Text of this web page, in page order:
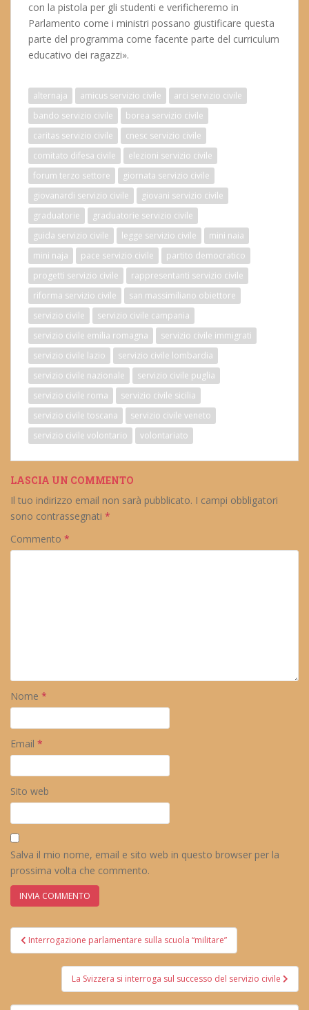
con la pistola per gli studenti e verificheremo in
Parlamento come i ministri possano giustificare questa
parte del programma come facente parte del curriculum
educativo dei ragazzi».
alternaja amicus servizio civile
arci servizio civile
bando servizio civile
borea servizio civile
caritas servizio civile
cnesc servizio civile
comitato difesa civile
elezioni servizio civile
forum terzo settore
giornata servizio civile
giovanardi servizio civile
giovani servizio civile
graduatorie
graduatorie servizio civile
guida servizio civile
legge servizio civile
mini naia
mini naja
pace servizio civile
partito democratico
progetti servizio civile
rappresentanti servizio civile
riforma servizio civile
san massimiliano obiettore
servizio civile
servizio civile campania
servizio civile emilia romagna
servizio civile immigrati
servizio civile lazio
servizio civile lombardia
servizio civile nazionale
servizio civile puglia
servizio civile roma
servizio civile sicilia
servizio civile toscana
servizio civile veneto
servizio civile volontario
volontariato
LASCIA UN COMMENTO
Il tuo indirizzo email non sarà pubblicato. I campi obbligatori
sono contrassegnati *
Commento *
Nome *
Email *
Sito web
Salva il mio nome, email e sito web in questo browser per la
prossima volta che commento.
Navigazione
articoli
Interrogazione parlamentare sulla scuola “militare”
La Svizzera si interroga sul successo del servizio civile